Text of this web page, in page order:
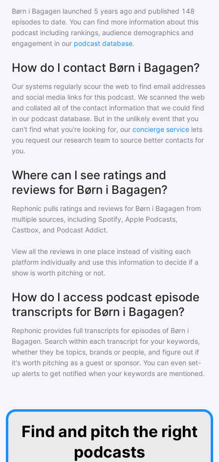
Børn i Bagagen launched 5 years ago and published 148
episodes to date. You can find more information about this
podcast including rankings, audience demographics and
engagement in our podcast database.
How do I contact Børn i Bagagen?
Our systems regularly scour the web to find email addresses
and social media links for this podcast. We scanned the web
and collated all of the contact information that we could find
in our podcast database. But in the unlikely event that you
can't find what you're looking for, our concierge service lets
you request our research team to source better contacts for
you.
Where can I see ratings and
reviews for Børn i Bagagen?
Rephonic pulls ratings and reviews for Børn i Bagagen from
multiple sources, including Spotify, Apple Podcasts,
Castbox, and Podcast Addict.
View all the reviews in one place instead of visiting each
platform individually and use this information to decide if a
show is worth pitching or not.
How do I access podcast episode
transcripts for Børn i Bagagen?
Rephonic provides full transcripts for episodes of Børn i
Bagagen. Search within each transcript for your keywords,
whether they be topics, brands or people, and figure out if
it's worth pitching as a guest or sponsor. You can even set-
up alerts to get notified when your keywords are mentioned.
Find and pitch the right
podcasts